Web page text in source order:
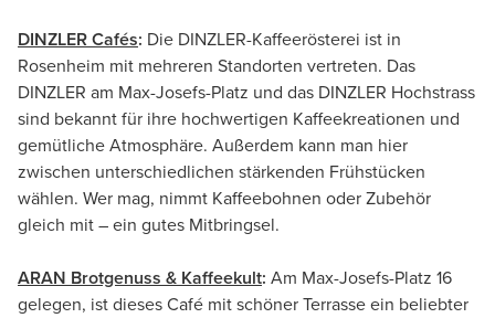
DINZLER Cafés: Die DINZLER-Kaffeerösterei ist in
Rosenheim mit mehreren Standorten vertreten. Das
DINZLER am Max-Josefs-Platz und das DINZLER Hochstrass
sind bekannt für ihre hochwertigen Kaffeekreationen und
gemütliche Atmosphäre. Außerdem kann man hier
zwischen unterschiedlichen stärkenden Frühstücken
wählen. Wer mag, nimmt Kaffeebohnen oder Zubehör
gleich mit – ein gutes Mitbringsel.
ARAN Brotgenuss & Kaffeekult: Am Max-Josefs-Platz 16
gelegen, ist dieses Café mit schöner Terrasse ein beliebter